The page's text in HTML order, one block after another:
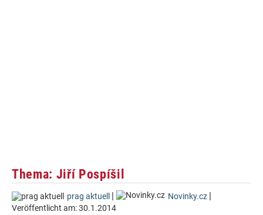
Thema: Jiří Pospíšil
prag aktuell | Novinky.cz |
Veröffentlicht am:30.1.2014